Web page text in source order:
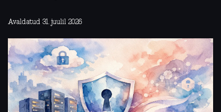
Avaldatud 31. juulil 2026